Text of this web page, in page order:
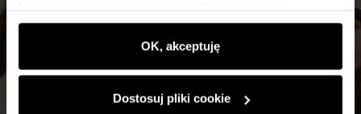
wyświetlać im dopasowane do ich preferencji treści,
rekomendacje oraz komunikaty reklamowe informujące o
najnowszych promocjach w e-sklepie. Informacje o tym,
partnerom społecznościowym, reklamowym i
OK, akceptuję
Dostosuj pliki cookie